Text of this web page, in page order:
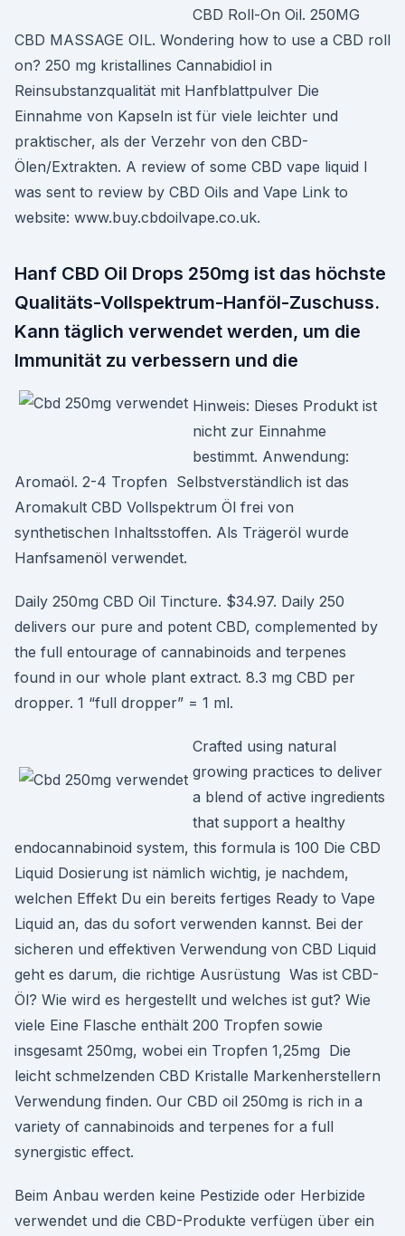
CBD Roll-On Oil. 250MG
CBD MASSAGE OIL. Wondering how to use a CBD roll
on? 250 mg kristallines Cannabidiol in
Reinsubstanzqualität mit Hanfblattpulver Die
Einnahme von Kapseln ist für viele leichter und
praktischer, als der Verzehr von den CBD-
Ölen/Extrakten. A review of some CBD vape liquid I
was sent to review by CBD Oils and Vape Link to
website: www.buy.cbdoilvape.co.uk.
Hanf CBD Oil Drops 250mg ist das höchste
Qualitäts-Vollspektrum-Hanföl-Zuschuss.
Kann täglich verwendet werden, um die
Immunität zu verbessern und die
Hinweis: Dieses Produkt ist
nicht zur Einnahme
bestimmt. Anwendung:
Aromaöl. 2-4 Tropfen Selbstverständlich ist das
Aromakult CBD Vollspektrum Öl frei von
synthetischen Inhaltsstoffen. Als Trägeröl wurde
Hanfsamenöl verwendet.
Daily 250mg CBD Oil Tincture. $34.97. Daily 250
delivers our pure and potent CBD, complemented by
the full entourage of cannabinoids and terpenes
found in our whole plant extract. 8.3 mg CBD per
dropper. 1 “full dropper” = 1 ml.
Crafted using natural
growing practices to deliver
a blend of active ingredients
that support a healthy
endocannabinoid system, this formula is 100 Die CBD
Liquid Dosierung ist nämlich wichtig, je nachdem,
welchen Effekt Du ein bereits fertiges Ready to Vape
Liquid an, das du sofort verwenden kannst. Bei der
sicheren und effektiven Verwendung von CBD Liquid
geht es darum, die richtige Ausrüstung Was ist CBD-
Öl? Wie wird es hergestellt und welches ist gut? Wie
viele Eine Flasche enthält 200 Tropfen sowie
insgesamt 250mg, wobei ein Tropfen 1,25mg Die
leicht schmelzenden CBD Kristalle Markenherstellern
Verwendung finden. Our CBD oil 250mg is rich in a
variety of cannabinoids and terpenes for a full
synergistic effect.
Beim Anbau werden keine Pestizide oder Herbizide
verwendet und die CBD-Produkte verfügen über ein